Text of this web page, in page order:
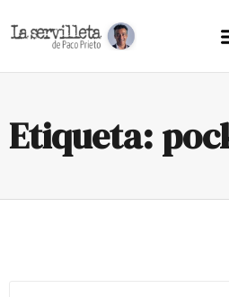
Etiqueta: